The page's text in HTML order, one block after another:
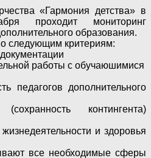
«Гармония детства» в
проходит мониторинг
образования.
следующим критериям:
работы с обучаюшимися
педагогов дополнительного
контингента)
и здоровья
все необходимые сферы